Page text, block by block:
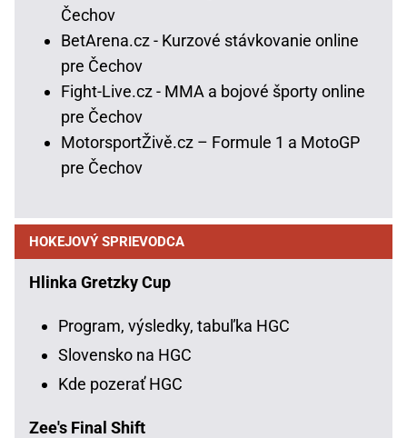
Čechov
BetArena.cz - Kurzové stávkovanie online
pre Čechov
Fight-Live.cz - MMA a bojové športy online
pre Čechov
MotorsportŽivě.cz – Formule 1 a MotoGP
pre Čechov
HOKEJOVÝ SPRIEVODCA
Hlinka Gretzky Cup
Program, výsledky, tabuľka HGC
Slovensko na HGC
Kde pozerať HGC
Zee's Final Shift